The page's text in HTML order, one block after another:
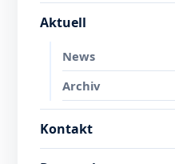
Aktuell
News
Archiv
Kontakt